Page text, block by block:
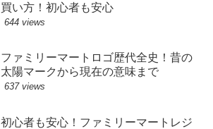
買い方！初心者も安心
644 views
ファミリーマートロゴ歴代全史！昔の
太陽マークから現在の意味まで
637 views
初心者も安心！ファミリーマートレジ